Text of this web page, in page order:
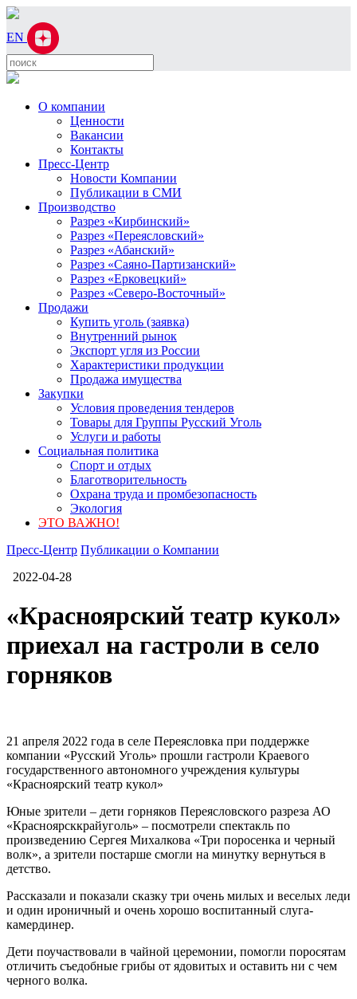
EN
О компании
Ценности
Вакансии
Контакты
Пресс-Центр
Новости Компании
Публикации в СМИ
Производство
Разрез «Кирбинский»
Разрез «Переясловский»
Разрез «Абанский»
Разрез «Саяно-Партизанский»
Разрез «Ерковецкий»
Разрез «Северо-Восточный»
Продажи
Купить уголь (заявка)
Внутренний рынок
Экспорт угля из России
Характеристики продукции
Продажа имущества
Закупки
Условия проведения тендеров
Товары для Группы Русский Уголь
Услуги и работы
Социальная политика
Спорт и отдых
Благотворительность
Охрана труда и промбезопасность
Экология
ЭТО ВАЖНО!
Пресс-Центр Публикации о Компании
2022-04-28
«Красноярский театр кукол»
приехал на гастроли в село
горняков
21 апреля 2022 года в селе Переясловка при поддержке
компании «Русский Уголь» прошли гастроли Краевого
государственного автономного учреждения культуры
«Красноярский театр кукол»
Юные зрители – дети горняков Переясловского разреза АО
«Красноярсккрайуголь» – посмотрели спектакль по
произведению Сергея Михалкова «Три поросенка и черный
волк», а зрители постарше смогли на минутку вернуться в
детство.
Рассказали и показали сказку три очень милых и веселых леди
и один ироничный и очень хорошо воспитанный слуга-
камердинер.
Дети поучаствовали в чайной церемонии, помогли поросятам
отличить съедобные грибы от ядовитых и оставить ни с чем
черного волка.